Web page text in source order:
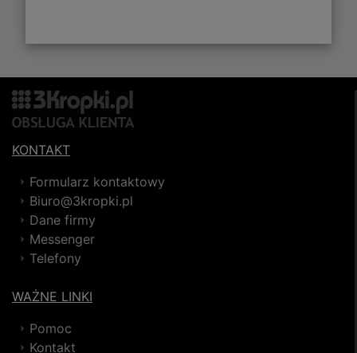
KONTAKT
Formularz kontaktowy
Biuro@3kropki.pl
Dane firmy
Messenger
Telefony
WAŻNE LINKI
Pomoc
Kontakt